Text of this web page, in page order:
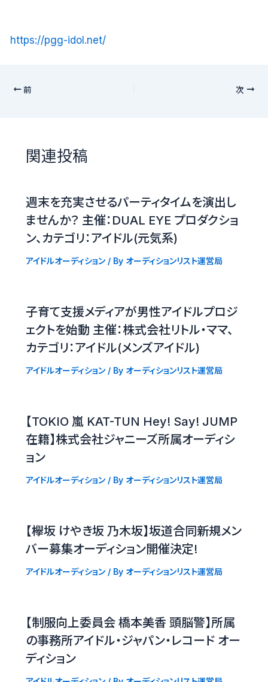
https://pgg-idol.net/
前 次
関連投稿
週末を充実させるパーティタイムを演出し
ませんか？ 主催：DUAL EYE プロダクショ
ン、カテゴリ：アイドル(元気系)
アイドルオーディション/ By オーディションリスト運営局
子育て支援メディアが男性アイドルプロジ
ェクトを始動 主催：株式会社リトル・ママ、
カテゴリ：アイドル(メンズアイドル)
アイドルオーディション/ By オーディションリスト運営局
【TOKIO 嵐 KAT-TUN Hey! Say! JUMP
在籍】株式会社ジャニーズ所属オーディシ
ョン
アイドルオーディション/ By オーディションリスト運営局
【欅坂 けやき坂 乃木坂】坂道合同新規メン
バー募集オーディション開催決定!
アイドルオーディション/ By オーディションリスト運営局
【制服向上委員会 橋本美香 頭脳警】所属
の事務所アイドル・ジャパン・レコード オー
ディション